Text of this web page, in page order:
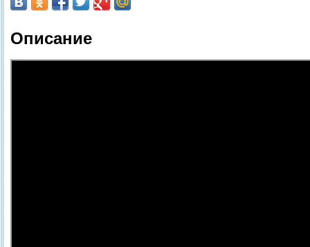
Описание